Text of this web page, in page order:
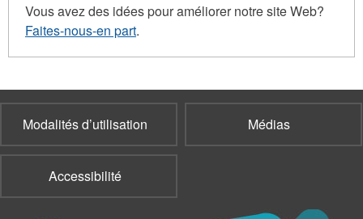
Vous avez des idées pour améliorer notre site Web?
Faites-nous-en part.
Modalités d’utilisation Médias
Accessibilité